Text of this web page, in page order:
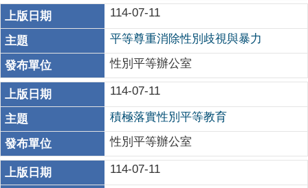
114-07-11
平等尊重消除性別歧視與暴力
性別平等辦公室
114-07-11
積極落實性別平等教育
性別平等辦公室
114-07-11